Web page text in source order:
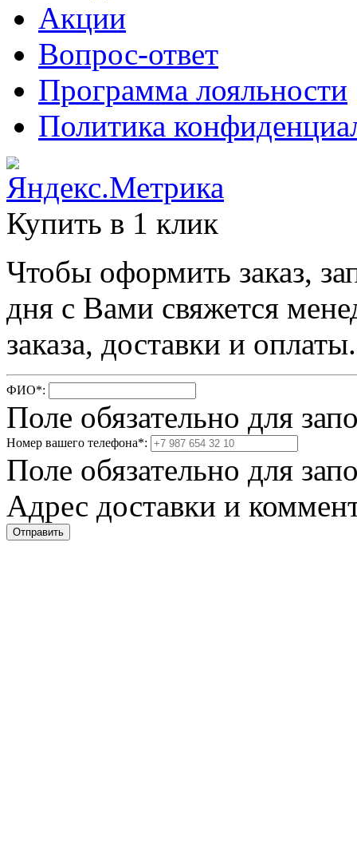
Акции
Вопрос-ответ
Программа лояльности
Политика
Купить в 1 клик
Чтобы оформить заказ,
дня с Вами свяжется
заказа, доставки и оплаты.
ФИО*:
Поле обязательно для
Номер вашего телефона*:
Поле обязательно для
Адрес доставки и